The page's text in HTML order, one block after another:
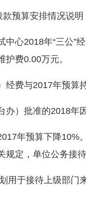
预算安排情况说明
2018年“三公”经
费0.00万元。
费与2017年预算
）批准的2018年
年预算下降10%。
规定，单位公务接
于接待上级部门